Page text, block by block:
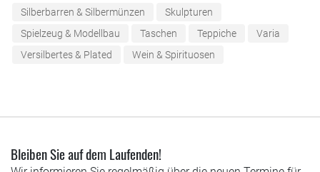
Silberbarren & Silbermünzen
Skulpturen
Spielzeug & Modellbau
Taschen Teppiche
Varia
Versilbertes & Plated
Wein & Spirituosen
Bleiben Sie auf dem Laufenden!